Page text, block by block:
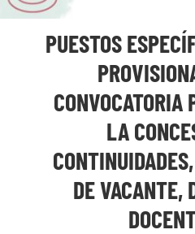
PUESTOS
LA
DE VACANTE,